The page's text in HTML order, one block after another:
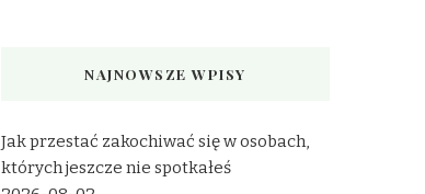
NAJNOWSZE WPISY
Jak przestać zakochiwać się w osobach,
których jeszcze nie spotkałeś